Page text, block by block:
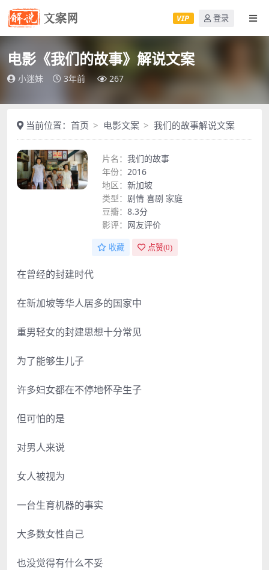
VIP 登录
电影《我们的故事》解说文案
小迷妹 3年前 267
当前位置： 首页 电影文案 我们的故事解说文案
片名： 我们的故事
年份： 2016
地区： 新加坡
类型： 剧情 喜剧 家庭
豆瓣： 8.3分
影评： 网友评价
收藏 点赞(0)
在曾经的封建时代
在新加坡等华人居多的国家中
重男轻女的封建思想十分常见
为了能够生儿子
许多妇女都在不停地怀孕生子
但可怕的是
对男人来说
女人被视为
一台生育机器的事实
大多数女性自己
也没觉得有什么不妥